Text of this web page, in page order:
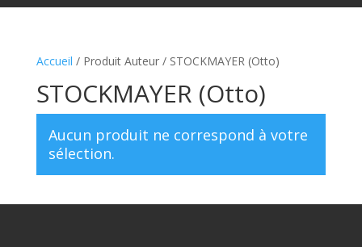
Accueil / Produit Auteur / STOCKMAYER (Otto)
STOCKMAYER (Otto)
Aucun produit ne correspond à votre
sélection.